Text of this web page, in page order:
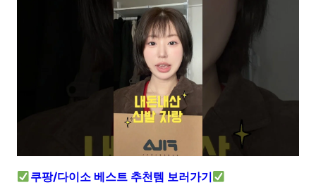
쿠팡/다이소 베스트 추천템 보러가기